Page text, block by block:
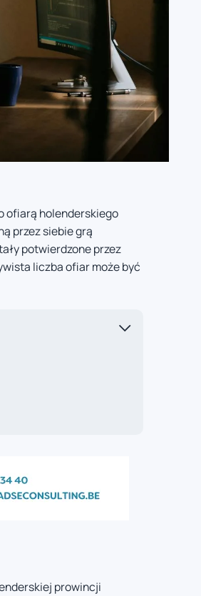
ofiarą holenderskiego
przez siebie grą
potwierdzone przez
liczba ofiar może być
prowincji